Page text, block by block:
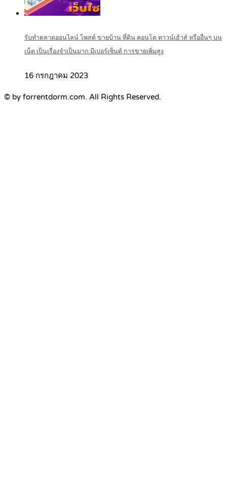
รับทำตลาดออนไลน์ โพสต์ ขายบ้าน ที่ดิน คอนโด ทาวน์เฮ้าส์ หรืออื่นๆ บน
เน็ต เป็นเรื่องจำเป็นมาก มีเปอร์เซ็นต์ การขายเพิ่มสูง
16 กรกฎาคม 2023
© by forrentdorm.com. All Rights Reserved.